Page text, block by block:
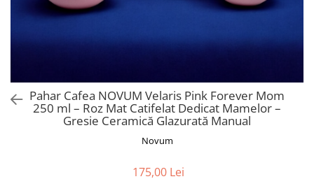
Pahar Cafea NOVUM Velaris Pink Forever Mom
250 ml – Roz Mat Catifelat Dedicat Mamelor –
Gresie Ceramică Glazurată Manual
Novum
175,00 Lei